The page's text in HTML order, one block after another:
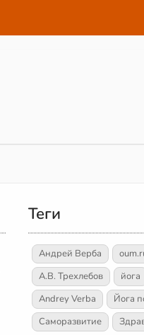
Теги
Андрей Верба
А.В. Трехлебов
йога
Andrey Verba
Йога
Саморазвитие